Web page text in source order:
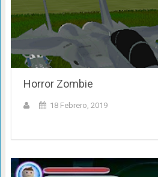
Horror Zombie
18 Febrero, 2019